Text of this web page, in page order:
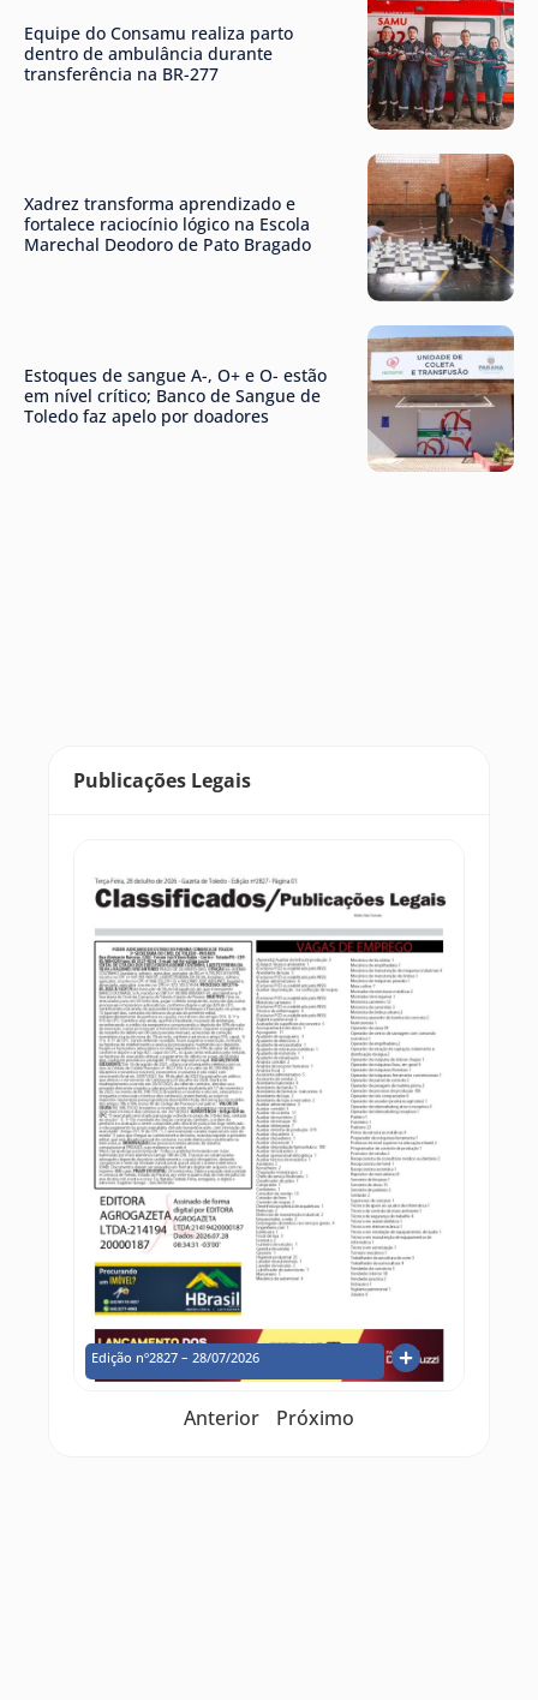
Equipe do Consamu realiza parto
dentro de ambulância durante
transferência na BR-277
Xadrez transforma aprendizado e
fortalece raciocínio lógico na Escola
Marechal Deodoro de Pato Bragado
Estoques de sangue A-, O+ e O- estão
em nível crítico; Banco de Sangue de
Toledo faz apelo por doadores
Publicações Legais
Edição nº2827 – 28/07/2026
Anterior Próximo